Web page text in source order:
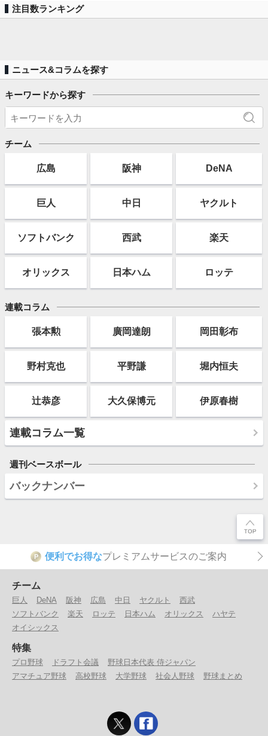
注目数ランキング
ニュース&コラムを探す
キーワードから探す
チーム
広島 阪神 DeNA
巨人 中日 ヤクルト
ソフトバンク 西武 楽天
オリックス 日本ハム ロッテ
連載コラム
張本勲 廣岡達朗 岡田彰布
野村克也 平野謙 堀内恒夫
辻恭彦 大久保博元 伊原春樹
連載コラム一覧
週刊ベースボール
バックナンバー
P 便利でお得なプレミアムサービスのご案内
チーム
巨人 DeNA 阪神 広島 中日 ヤクルト
西武
ソフトバンク
楽天 ロッテ 日本ハム オリックス
ハヤテ
オイシックス
特集
プロ野球 ドラフト会議
野球日本代表 侍ジャパン
アマチュア野球
高校野球 大学野球 社会人野球 野球まとめ